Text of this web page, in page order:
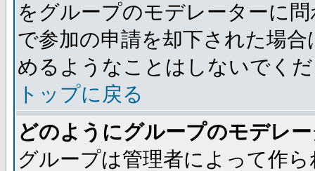
をグループのモデレーターに
で参加の申請を却下された場
めるようなことはしないでく
トップに戻る
どのようにグループのモデレ
グループは管理者によって作